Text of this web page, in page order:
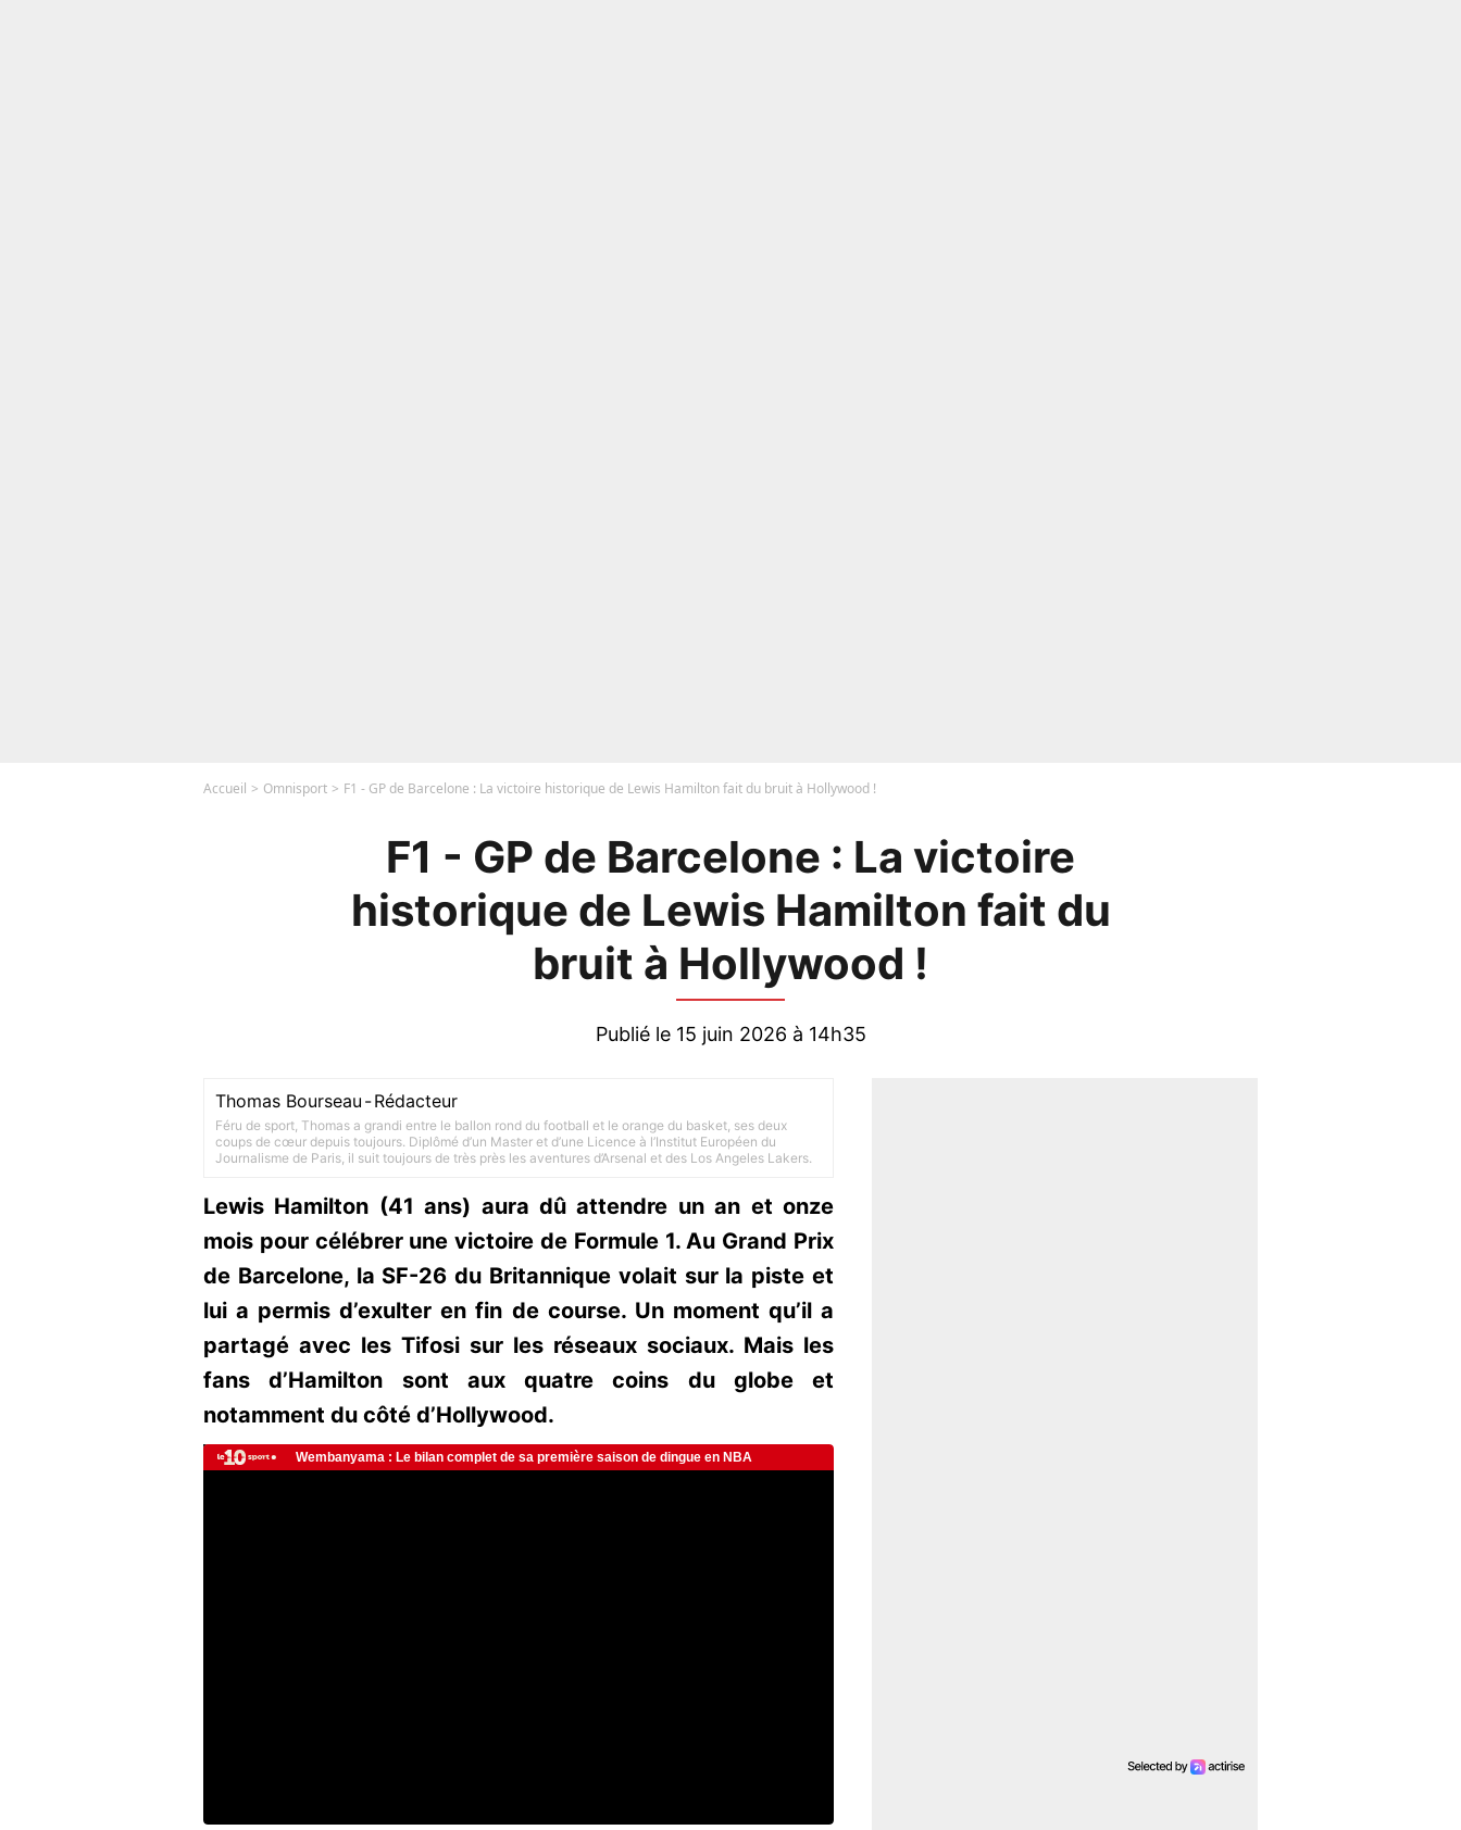
Accueil Omnisport F1 - GP de Barcelone : La victoire historique de Lewis Hamilton fait du bruit à Hollywood !
F1 - GP de Barcelone : La victoire
historique de Lewis Hamilton fait du
bruit à Hollywood !
Publié le 15 juin 2026 à 14h35
Thomas Bourseau -Rédacteur
Féru de sport, Thomas a grandi entre le ballon rond du football et le orange du basket, ses deux
coups de cœur depuis toujours. Diplômé d’un Master et d’une Licence à l’Institut Européen du
Journalisme de Paris, il suit toujours de très près les aventures d’Arsenal et des Los Angeles Lakers.
Lewis Hamilton (41 ans) aura dû attendre un an et onze
mois pour célébrer une victoire de Formule 1. Au Grand Prix
de Barcelone, la SF-26 du Britannique volait sur la piste et
lui a permis d’exulter en fin de course. Un moment qu’il a
partagé avec les Tifosi sur les réseaux sociaux. Mais les
fans d’Hamilton sont aux quatre coins du globe et
notamment du côté d’Hollywood.